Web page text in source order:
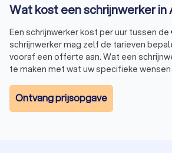
Wat kost een schrijnwerker in
Een schrijnwerker kost per uur tussen de
schrijnwerker mag zelf de tarieven
vooraf een offerte aan. Wat een
te maken met wat uw specifieke wensen
Ontvang prijsopgave